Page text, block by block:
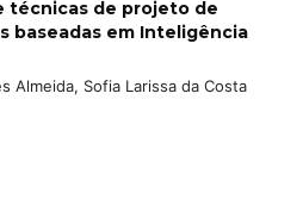
técnicas de projeto de
baseadas em Inteligência
Almeida, Sofia Larissa da Costa